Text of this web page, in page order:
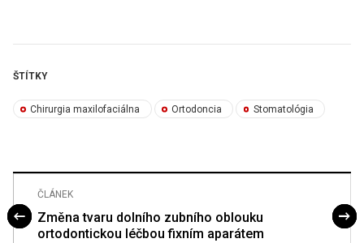
ŠTÍTKY
Chirurgia maxilofaciálna Ortodoncia Stomatológia
ČLÁNEK
Změna tvaru dolního zubního oblouku
ortodontickou léčbou fixním aparátem